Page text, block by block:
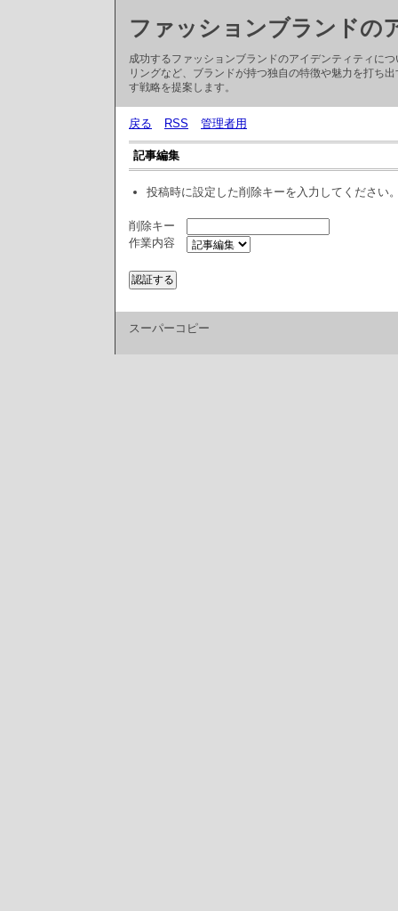
ファッションブランドの
成功するファッションブランドのアイデンティティに
リングなど、ブランドが持つ独自の特徴や魅力を打ち
す戦略を提案します。
戻る RSS 管理者用
記事編集
投稿時に設定した削除キーを入力してください
削除キー
作業内容
スーパーコピー